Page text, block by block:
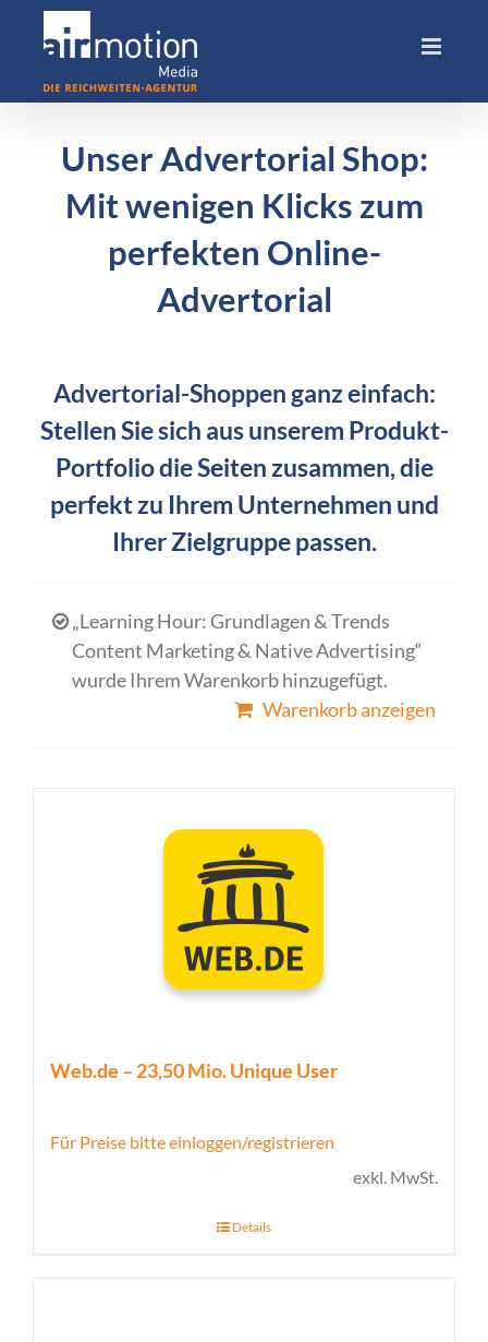
Unser Advertorial Shop:
Mit wenigen Klicks zum
perfekten Online-
Advertorial
Advertorial-Shoppen ganz einfach:
Stellen Sie sich aus unserem Produkt-
Portfolio die Seiten zusammen, die
perfekt zu Ihrem Unternehmen und
Ihrer Zielgruppe passen.
„Learning Hour: Grundlagen & Trends
Content Marketing & Native Advertising“
wurde Ihrem Warenkorb hinzugefügt.
Warenkorb anzeigen
Web.de – 23,50 Mio. Unique User
Für Preise bitte einloggen/registrieren
exkl. MwSt.
Details